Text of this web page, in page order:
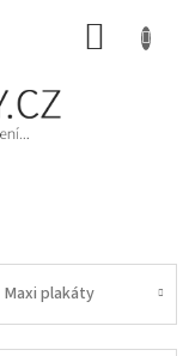
Maxi plakáty